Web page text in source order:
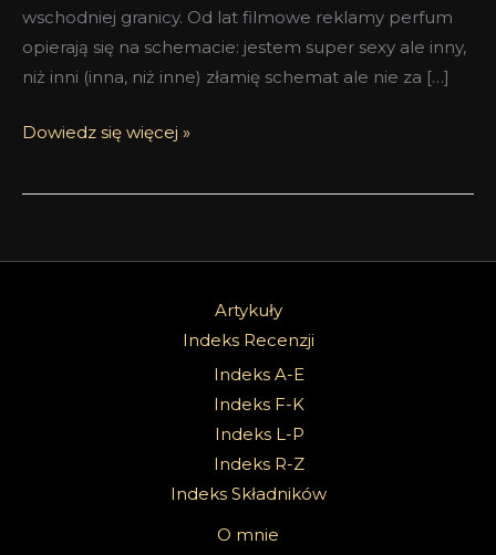
wschodniej granicy. Od lat filmowe reklamy perfum
opierają się na schemacie: jestem super sexy ale inny,
niż inni (inna, niż inne) złamię schemat ale nie za […]
Dowiedz się więcej »
Artykuły
Indeks Recenzji
Indeks A-E
Indeks F-K
Indeks L-P
Indeks R-Z
Indeks Składników
O mnie